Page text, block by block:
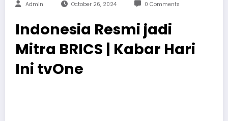
Admin October 26, 2024 0 Comments
Indonesia Resmi jadi
Mitra BRICS | Kabar Hari
Ini tvOne